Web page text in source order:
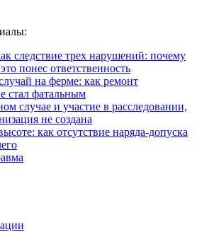
следствие трех нарушений: почему
понес ответственность
на ферме: как ремонт
стал фатальным
случае и участие в расследовании,
не создана
как отсутствие наряда-допуска